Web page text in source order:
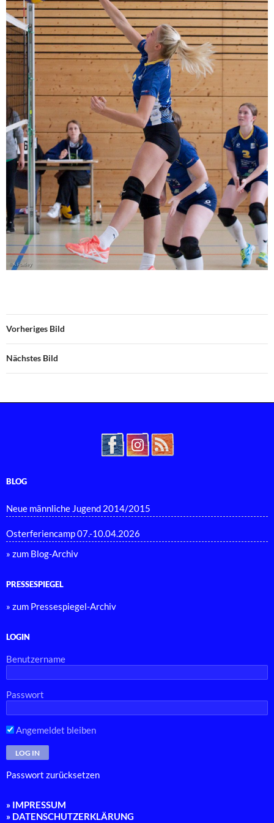
Vorheriges Bild
Nächstes Bild
BLOG
Neue männliche Jugend 2014/2015
Osterferiencamp 07.-10.04.2026
» zum Blog-Archiv
PRESSESPIEGEL
» zum Pressespiegel-Archiv
LOGIN
Benutzername
Passwort
Angemeldet bleiben
Passwort zurücksetzen
» IMPRESSUM
» DATENSCHUTZERKLÄRUNG